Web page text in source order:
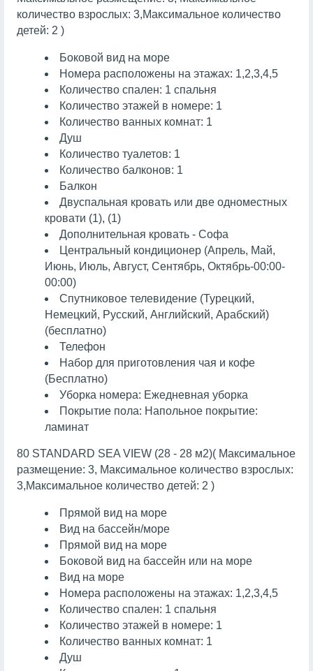
количество взрослых: 3,Максимальное количество
детей: 2 )
Боковой вид на море
Номера расположены на этажах: 1,2,3,4,5
Количество спален: 1 спальня
Количество этажей в номере: 1
Количество ванных комнат: 1
Душ
Количество туалетов: 1
Количество балконов: 1
Балкон
Двуспальная кровать или две одноместных
кровати (1), (1)
Дополнительная кровать - Софа
Центральный кондиционер (Апрель, Май,
Июнь, Июль, Август, Сентябрь, Октябрь-00:00-
00:00)
Спутниковое телевидение (Турецкий,
Немецкий, Русский, Английский, Арабский)
(бесплатно)
Телефон
Набор для приготовления чая и кофе
(Бесплатно)
Уборка номера: Ежедневная уборка
Покрытие пола: Напольное покрытие:
ламинат
80 STANDARD SEA VIEW (28 - 28 м2)( Максимальное
размещение: 3, Максимальное количество взрослых:
3,Максимальное количество детей: 2 )
Прямой вид на море
Вид на бассейн/море
Прямой вид на море
Боковой вид на бассейн или на море
Вид на море
Номера расположены на этажах: 1,2,3,4,5
Количество спален: 1 спальня
Количество этажей в номере: 1
Количество ванных комнат: 1
Душ